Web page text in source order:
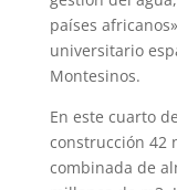
países
universitario
Montesinos.
En este cuarto
construcción 42
combinada de